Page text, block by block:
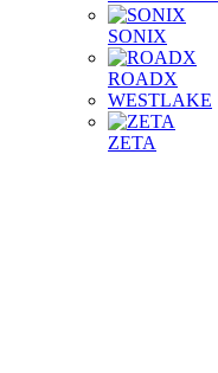
SONIX
ROADX
WESTLAKE
ZETA